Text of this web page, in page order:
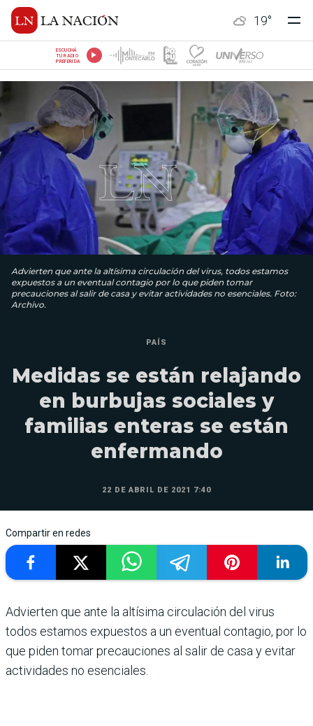
19°
ESCUCHÁ
TU RADIO
PREFERIDA
Advierten que ante la altísima circulación del virus, todos estamos
expuestos a un eventual contagio por lo que piden tomar
precauciones al salir de casa y evitar actividades no esenciales. Foto:
Archivo.
PAÍS
Medidas se están relajando
en burbujas sociales y
familias enteras se están
enfermando
22 DE ABRIL DE 2021 7:40
Compartir en redes
Advierten que ante la altísima circulación del virus
todos estamos expuestos a un eventual contagio, por lo
que piden tomar precauciones al salir de casa y evitar
actividades no esenciales.